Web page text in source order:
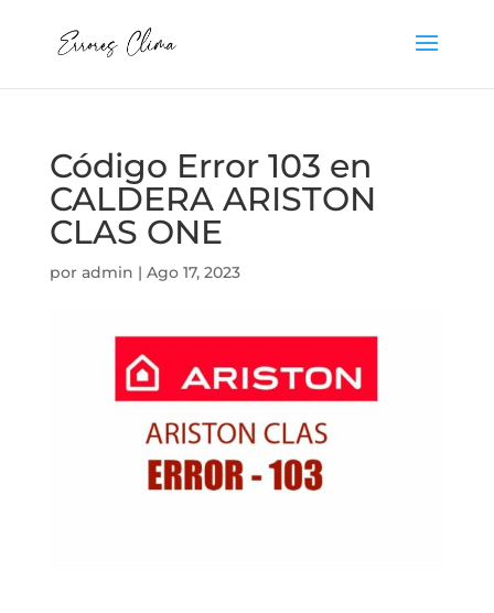
Código Error 103 en
CALDERA ARISTON
CLAS ONE
por admin | Ago 17, 2023